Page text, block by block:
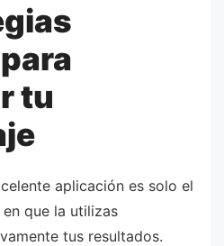
tu
aplicación es solo el
que la utilizas
tus resultados.